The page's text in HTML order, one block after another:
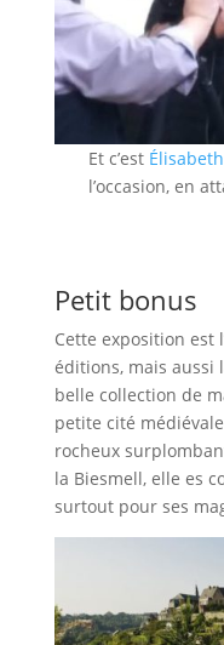
Et c’est Élisabeth
l’occasion, en
Petit bonus
Cette exposition est
éditions, mais aussi
belle collection de
petite cité
rocheux
la Biesmell, elle es
surtout pour ses